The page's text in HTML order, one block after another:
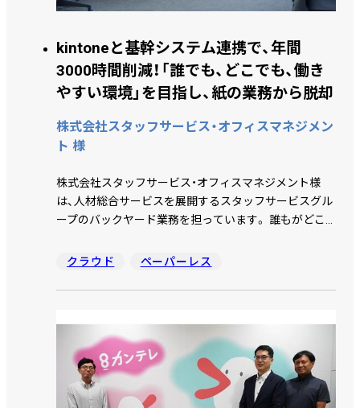
kintoneと基幹システム連携で、年間
3000時間削減！「誰でも、どこでも、働き
やすい環境」を目指し、紙の業務から脱却
株式会社スタッフサービス・オフィスマネジメン
ト 様
株式会社スタッフサービス・オフィスマネジメント様
は、人材総合サービスを展開するスタッフサービスグル
ープのバックヤード業務を担っています。 誰もがどこ
に取り組み、kintone を導入しました。市民開発を全社
業務の大幅な改善に成功しています。
クラウド ペーパーレス